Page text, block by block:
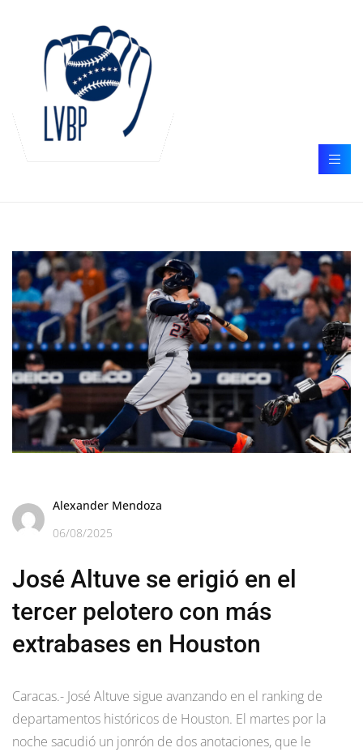
Alexander Mendoza
06/08/2025
José Altuve se erigió en el
tercer pelotero con más
extrabases en Houston
Caracas.- José Altuve sigue avanzando en el ranking de
departamentos históricos de Houston. El martes por la
noche sacudió un jonrón de dos anotaciones, que le